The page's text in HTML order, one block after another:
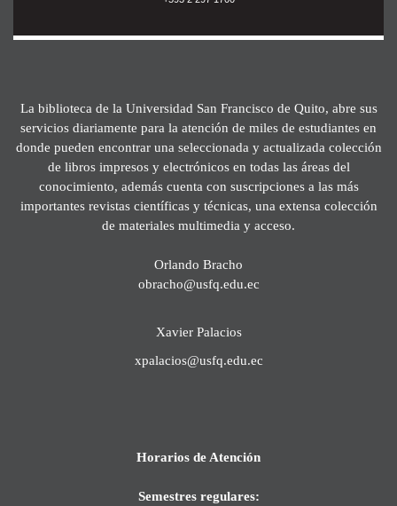
La biblioteca de la Universidad San Francisco de Quito, abre sus
servicios diariamente para la atención de miles de estudiantes en
donde pueden encontrar una seleccionada y actualizada colección
de libros impresos y electrónicos en todas las áreas del
conocimiento, además cuenta con suscripciones a las más
importantes revistas científicas y técnicas, una extensa colección
de materiales multimedia y acceso.
Orlando Bracho
obracho@usfq.edu.ec
Xavier Palacios
xpalacios@usfq.edu.ec
Horarios de Atención
Semestres regulares: